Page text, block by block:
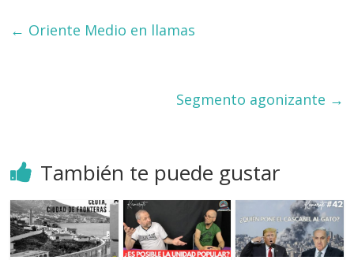
← Oriente Medio en llamas
Segmento agonizante →
También te puede gustar